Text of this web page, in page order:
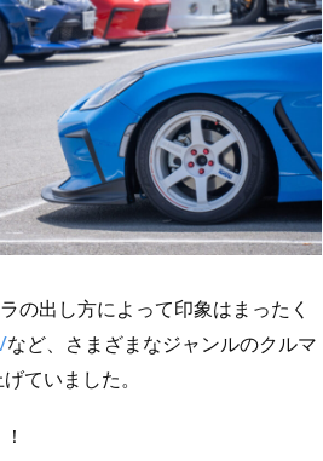
の出し方によって印象はまったく
など、さまざまなジャンルのクルマ
ていました。